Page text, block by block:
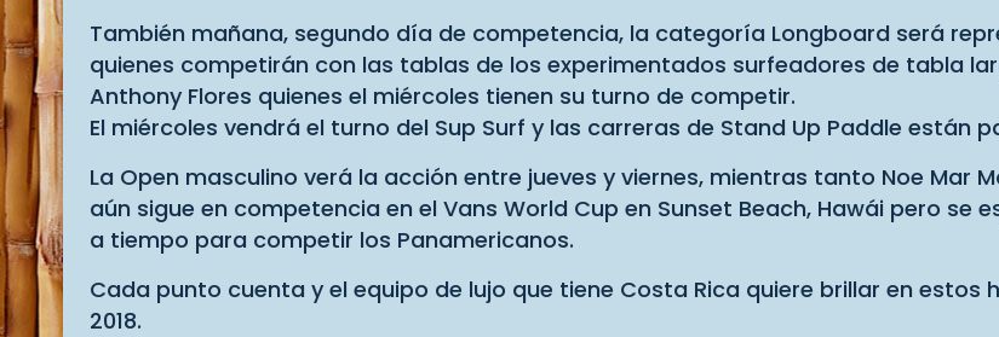
También mañana, segundo día de competencia, la categoría Longboard será
quienes competirán con las tablas de los experimentados surfeadores de tabla
Anthony Flores quienes el miércoles tienen su turno de competir.
El miércoles vendrá el turno del Sup Surf y las carreras de Stand Up Paddle
La Open masculino verá la acción entre jueves y viernes, mientras tanto Noe Mar
aún sigue en competencia en el Vans World Cup en Sunset Beach, Hawái pero se
a tiempo para competir los Panamericanos.
Cada punto cuenta y el equipo de lujo que tiene Costa Rica quiere brillar en estos
2018.